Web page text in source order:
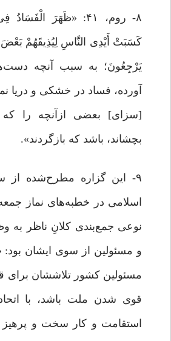
۸- روم، ۴۱: «ظَهَرَ
کَسَبَتْ أَیْدِی النَّاسِ لِیُذِیقَهُمْ بَعْضَ
یَرْجِعُونَ؛ به سبب آنچه
آورده، فساد در خشکى و دریا
[سزاى‌] بعضى ازآنچه را که
بچشاند، باشد که بازگردند».
۹- این گزاره‌ مطرح‌شده از
نوعی جمع‌بندی کلانِ ناظر به
و مسئولین از سوی ایشان بود:
مسئولین کشور تلاششان
قوی شدن ملت باشد، با
استقامت و کار سخت و پرهیز